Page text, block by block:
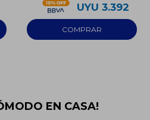
UYU 3.392
EN CASA!